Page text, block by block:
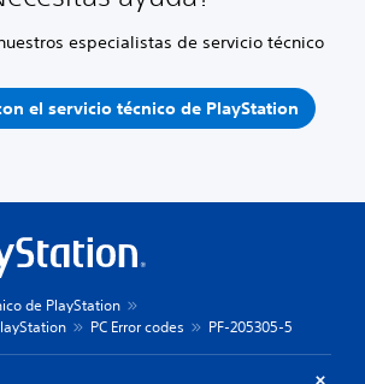
especialistas de servicio técnico
el servicio técnico de PlayStation
de PlayStation
PC Error codes PF-205305-5